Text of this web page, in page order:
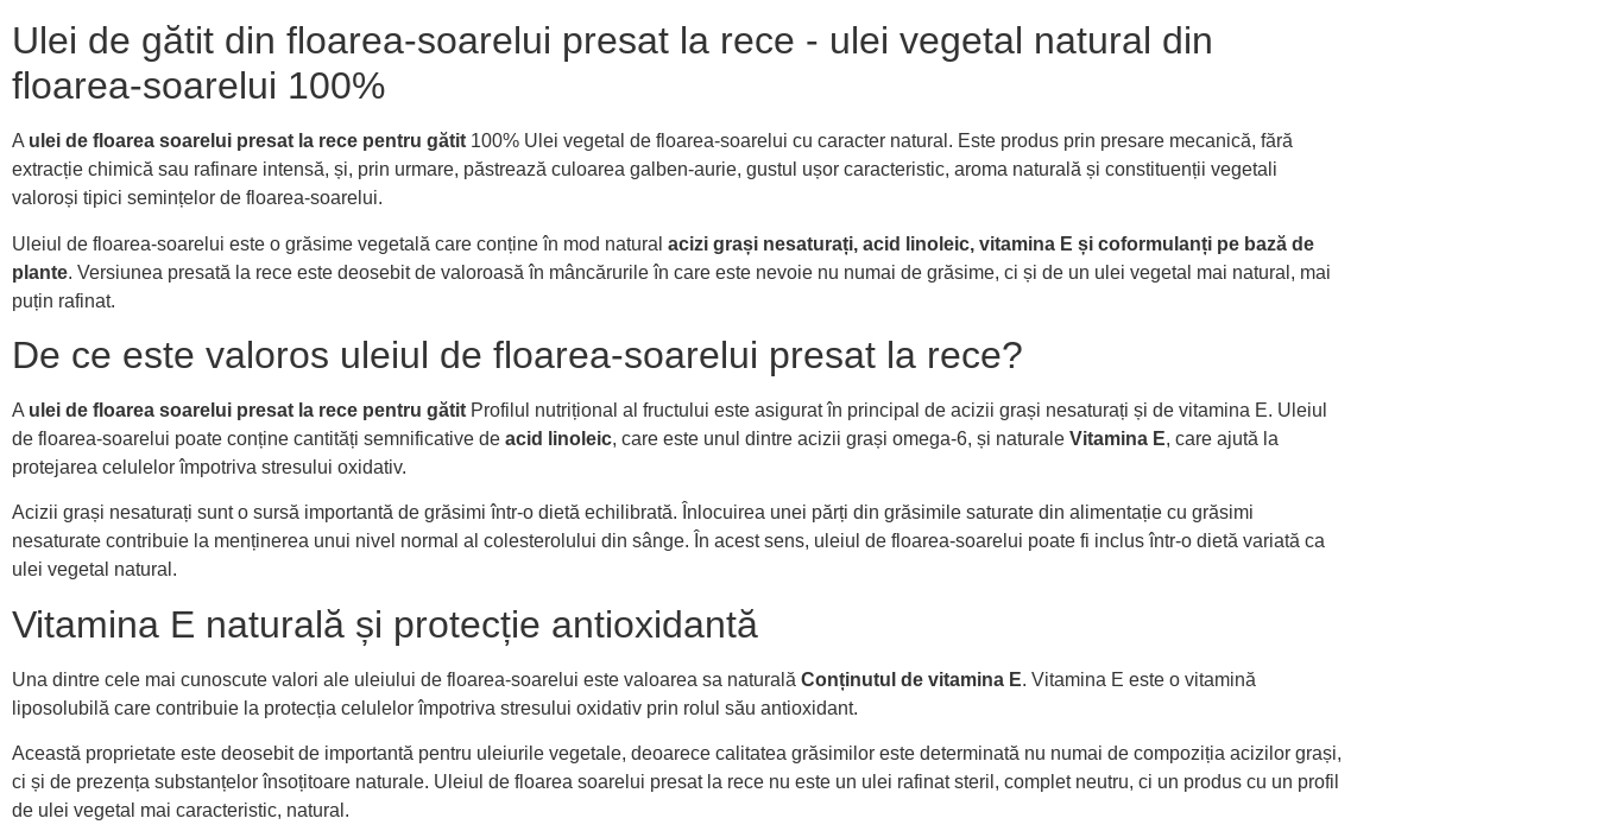
Ulei de gătit din floarea-soarelui presat la rece - ulei vegetal natural din
floarea-soarelui 100%
A ulei de floarea soarelui presat la rece pentru gătit 100% Ulei vegetal de floarea-soarelui cu caracter natural. Este produs prin presare mecanică, fără
extracție chimică sau rafinare intensă, și, prin urmare, păstrează culoarea galben-aurie, gustul ușor caracteristic, aroma naturală și constituenții vegetali
valoroși tipici semințelor de floarea-soarelui.
Uleiul de floarea-soarelui este o grăsime vegetală care conține în mod natural acizi grași nesaturați, acid linoleic, vitamina E și coformulanți pe bază de
plante. Versiunea presată la rece este deosebit de valoroasă în mâncărurile în care este nevoie nu numai de grăsime, ci și de un ulei vegetal mai natural, mai
puțin rafinat.
De ce este valoros uleiul de floarea-soarelui presat la rece?
A ulei de floarea soarelui presat la rece pentru gătit Profilul nutrițional al fructului este asigurat în principal de acizii grași nesaturați și de vitamina E. Uleiul
de floarea-soarelui poate conține cantități semnificative de acid linoleic, care este unul dintre acizii grași omega-6, și naturale Vitamina E, care ajută la
protejarea celulelor împotriva stresului oxidativ.
Acizii grași nesaturați sunt o sursă importantă de grăsimi într-o dietă echilibrată. Înlocuirea unei părți din grăsimile saturate din alimentație cu grăsimi
nesaturate contribuie la menținerea unui nivel normal al colesterolului din sânge. În acest sens, uleiul de floarea-soarelui poate fi inclus într-o dietă variată ca
ulei vegetal natural.
Vitamina E naturală și protecție antioxidantă
Una dintre cele mai cunoscute valori ale uleiului de floarea-soarelui este valoarea sa naturală Conținutul de vitamina E. Vitamina E este o vitamină
liposolubilă care contribuie la protecția celulelor împotriva stresului oxidativ prin rolul său antioxidant.
Această proprietate este deosebit de importantă pentru uleiurile vegetale, deoarece calitatea grăsimilor este determinată nu numai de compoziția acizilor grași,
ci și de prezența substanțelor însoțitoare naturale. Uleiul de floarea soarelui presat la rece nu este un ulei rafinat steril, complet neutru, ci un produs cu un profil
de ulei vegetal mai caracteristic, natural.